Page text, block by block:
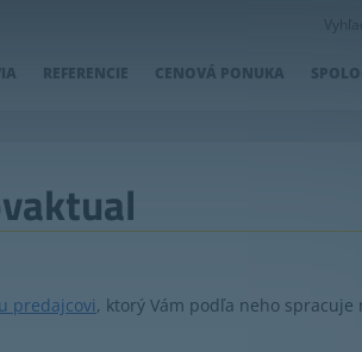
REFERENCIE CENOVÁ PONUKA
predajcovi, ktorý Vám podľa neho spracuje